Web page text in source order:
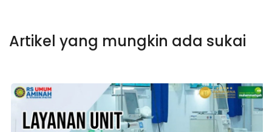
Artikel yang mungkin ada sukai